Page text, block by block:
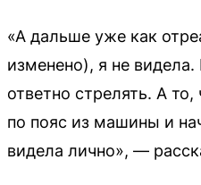
«А дальше уже как
изменено), я не видела.
ответно стрелять. А
по пояс из машины и
видела лично», —